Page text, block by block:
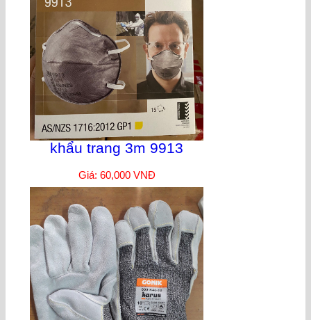
khẩu trang 3m 9913
Giá: 60,000 VNĐ